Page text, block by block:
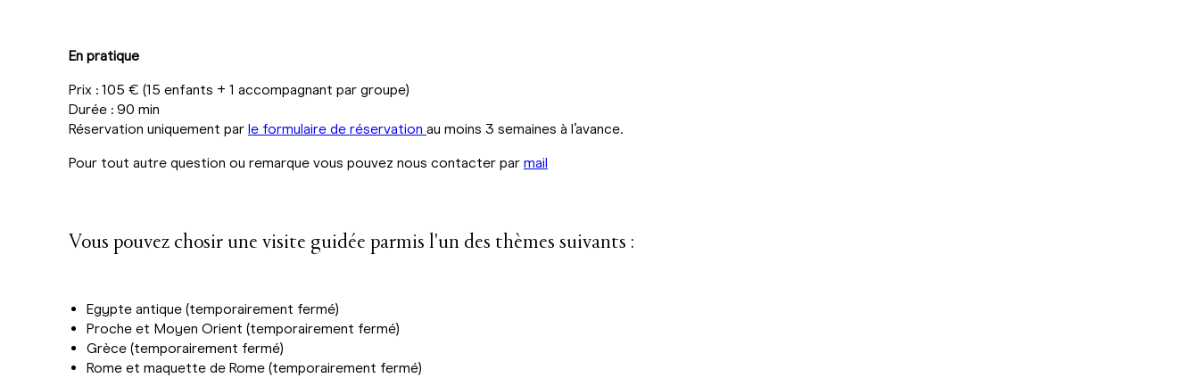
En pratique
Prix : 105 € (15 enfants + 1 accompagnant par groupe)
Durée : 90 min
Réservation uniquement par le formulaire de réservation au moins 3 semaines à l’avance.
Pour tout autre question ou remarque vous pouvez nous contacter par mail
Vous pouvez chosir une visite guidée parmis l'un des thèmes suivants :
Egypte antique (temporairement fermé)
Proche et Moyen Orient (temporairement fermé)
Grèce (temporairement fermé)
Rome et maquette de Rome (temporairement fermé)